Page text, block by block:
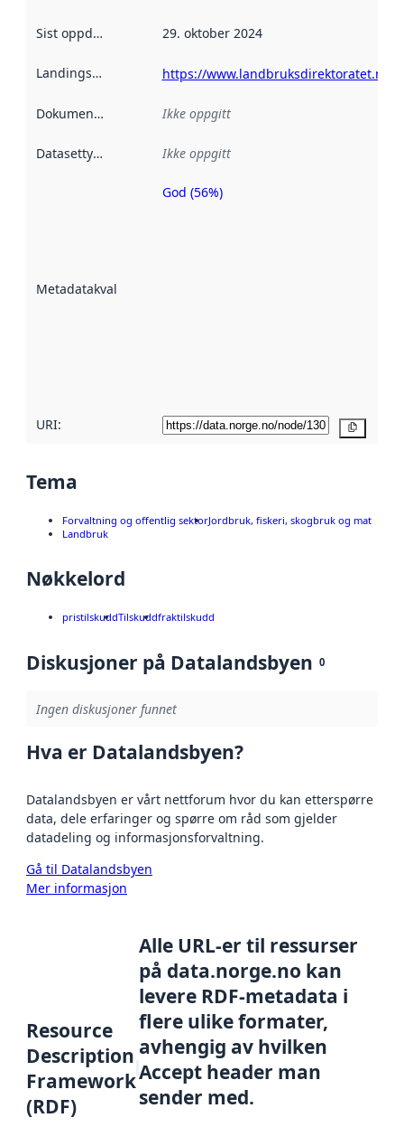
Sist oppdatert 29. oktober 2024
Landingsside https://www.landbruksdirektoratet.no
Dokumentasjon Ikke oppgitt
Datasettype Ikke oppgitt
Metadatakvalitet
Metadatakvalitet
God (56%)
URI:
Tema
Forvaltning og offentlig sektorJordbruk, fiskeri, skogbruk og mat
Landbruk
Nøkkelord
pristilskuddTilskuddfraktilskudd
Diskusjoner på Datalandsbyen 0
Ingen diskusjoner funnet
Hva er Datalandsbyen?
Datalandsbyen er vårt nettforum hvor du kan etterspørre
data, dele erfaringer og spørre om råd som gjelder
datadeling og informasjonsforvaltning.
Gå til Datalandsbyen
Mer informasjon
Resource
Description
Framework
(RDF)
Alle URL-er til ressurser
på data.norge.no kan
levere RDF-metadata i
flere ulike formater,
avhengig av hvilken
Accept header man
sender med.